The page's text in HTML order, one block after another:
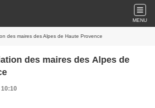
MENU
des maires des Alpes de Haute Provence
des maires des Alpes de
10:10